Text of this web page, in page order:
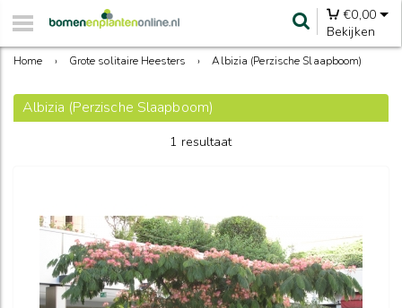
€0,00
Bekijken
Home › Grote solitaire Heesters › Albizia (Perzische Slaapboom)
Albizia (Perzische Slaapboom)
1 resultaat